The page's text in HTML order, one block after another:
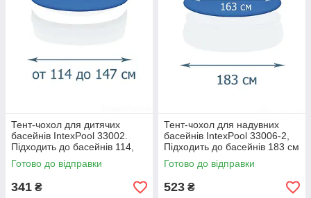
Тент-чохол для дитячих
басейнів IntexPool 33002.
Підходить до басейнів 114,
122см
Готово до відправки
341 ₴
Тент-чохол для надувних
басейнів IntexPool 33006-2,
Підходить до басейнів 183 см
Готово до відправки
523 ₴